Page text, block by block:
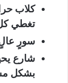
كلاب
تغطي كل
سورٍ
شارع
بشكل